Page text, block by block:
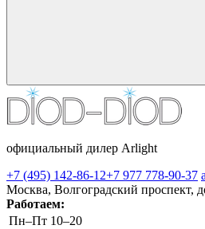
официальный дилер Arlight
+7 (495) 142-86-12+7 977 778-90-37
Москва, Волгоградский проспект,
Работаем:
Пн–Пт 10–20